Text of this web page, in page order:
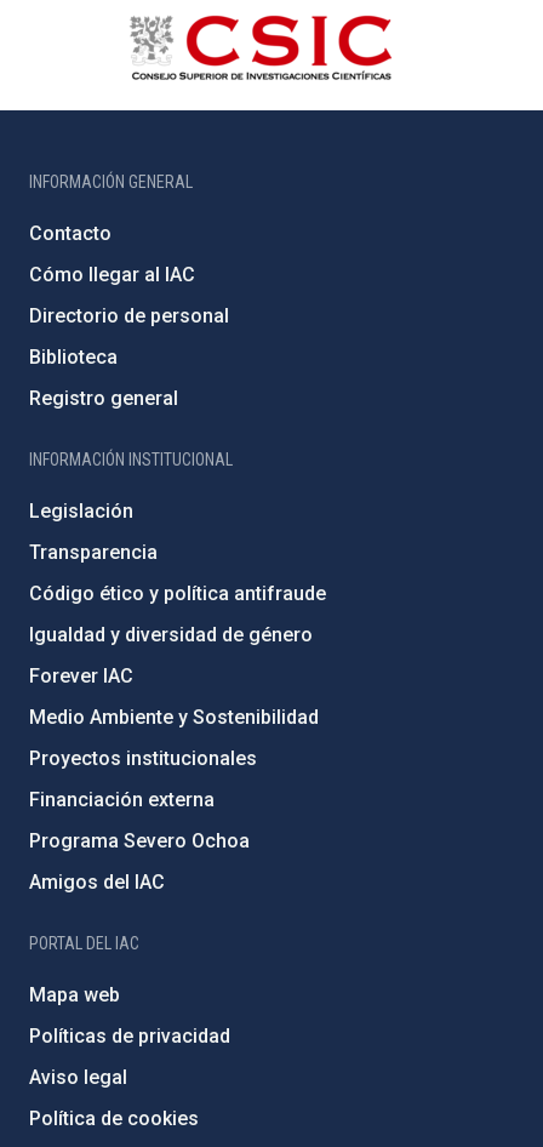
INFORMACIÓN GENERAL
Contacto
Cómo llegar al IAC
Directorio de personal
Biblioteca
Registro general
INFORMACIÓN INSTITUCIONAL
Legislación
Transparencia
Código ético y política antifraude
Igualdad y diversidad de género
Forever IAC
Medio Ambiente y Sostenibilidad
Proyectos institucionales
Financiación externa
Programa Severo Ochoa
Amigos del IAC
PORTAL DEL IAC
Mapa web
Políticas de privacidad
Aviso legal
Política de cookies